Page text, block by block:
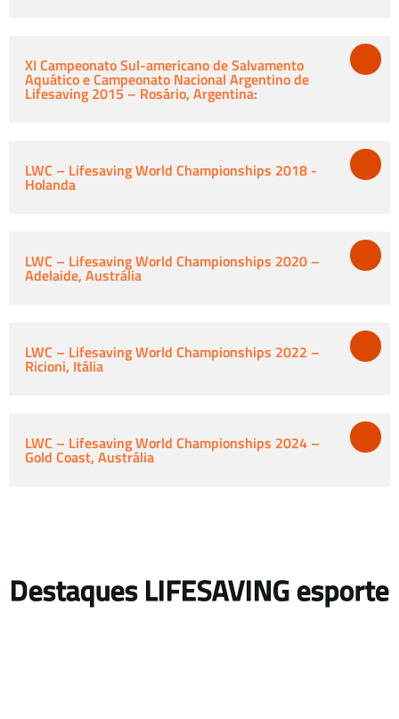
XI Campeonato Sul-americano de Salvamento
Aquático e Campeonato Nacional Argentino de
Lifesaving 2015 – Rosário, Argentina:
LWC – Lifesaving World Championships 2018 -
Holanda
LWC – Lifesaving World Championships 2020 –
Adelaide, Austrália
LWC – Lifesaving World Championships 2022 –
Ricioni, Itália
LWC – Lifesaving World Championships 2024 –
Gold Coast, Austrália
Destaques LIFESAVING esporte